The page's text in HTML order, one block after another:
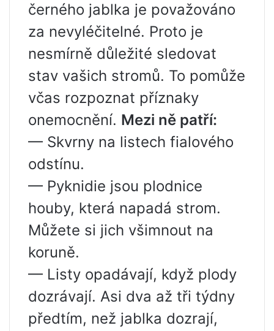
černého jablka je považováno
za nevyléčitelné. Proto je
nesmírně důležité sledovat
stav vašich stromů. To pomůže
včas rozpoznat příznaky
onemocnění. Mezi ně patří:
— Skvrny na listech fialového
odstínu.
— Pyknidie jsou plodnice
houby, která napadá strom.
Můžete si jich všimnout na
koruně.
— Listy opadávají, když plody
dozrávají. Asi dva až tři týdny
předtím, než jablka dozrají,